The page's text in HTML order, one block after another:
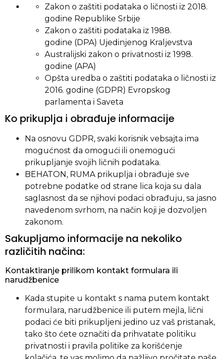
Zakon o zaštiti podataka o ličnosti iz 2018.
godine Republike Srbije
Zakon o zaštiti podataka iz 1988.
godine (DPA) Ujedinjenog Kraljevstva
Australijski zakon o privatnosti iz 1998.
godine (APA)
Opšta uredba o zaštiti podataka o ličnosti iz
2016. godine (GDPR) Evropskog
parlamenta i Saveta
Ko prikuplja i obrađuje informacije
Na osnovu GDPR, svaki korisnik vebsajta ima
mogućnost da omogući ili onemogući
prikupljanje svojih ličnih podataka.
BEHATON, RUMA prikuplja i obrađuje sve
potrebne podatke od strane lica koja su dala
saglasnost da se njihovi podaci obrađuju, sa jasno
navedenom svrhom, na način koji je dozvoljen
zakonom.
Sakupljamo informacije na nekoliko
različitih načina:
Kontaktiranje prilikom kontakt formulara ili
narudžbenice
Kada stupite u kontakt s nama putem kontakt
formulara, narudžbenice ili putem mejla, lični
podaci će biti prikupljeni jedino uz vaš pristanak,
tako što ćete označiti da prihvatate politiku
privatnosti i pravila politike za korišćenje